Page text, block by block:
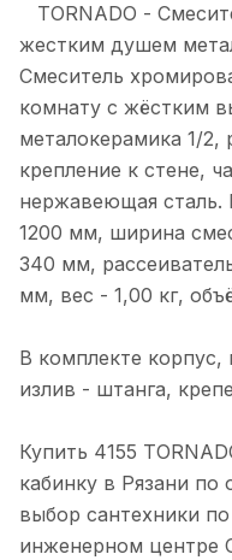
TORNADO -
жестким душем
Смеситель
комнату с жёстким
металокерамика 1/2,
крепление к стене,
нержавеющая сталь.
1200 мм, ширина
340 мм,
мм, вес - 1,00 кг,
В комплекте корпус,
излив - штанга,
Купить 4155
кабинку в Рязани
выбор сантехники
инженерном центре